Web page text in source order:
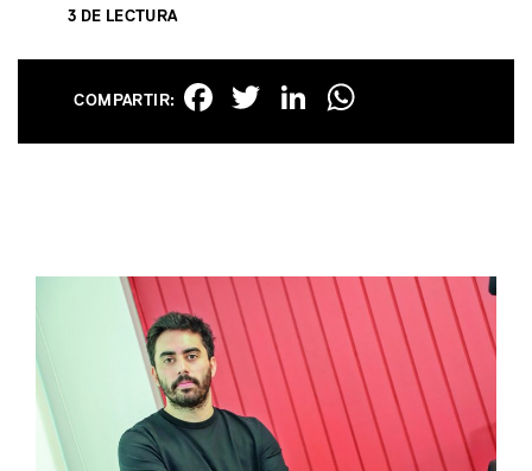
3 DE LECTURA
COMPARTIR: Facebook
TwitterLinkedIn